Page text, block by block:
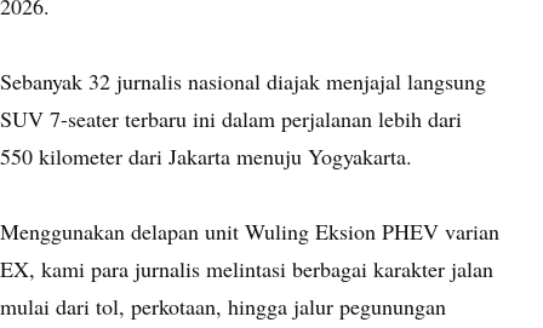
2026.
Sebanyak 32 jurnalis nasional diajak menjajal langsung
SUV 7-seater terbaru ini dalam perjalanan lebih dari
550 kilometer dari Jakarta menuju Yogyakarta.
Menggunakan delapan unit Wuling Eksion PHEV varian
EX, kami para jurnalis melintasi berbagai karakter jalan
mulai dari tol, perkotaan, hingga jalur pegunungan